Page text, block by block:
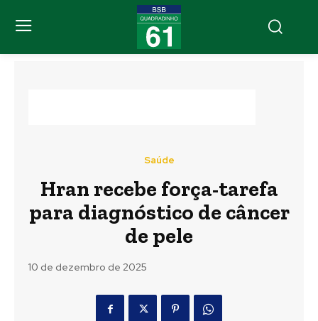
Saúde
Hran recebe força-tarefa
para diagnóstico de câncer
de pele
10 de dezembro de 2025